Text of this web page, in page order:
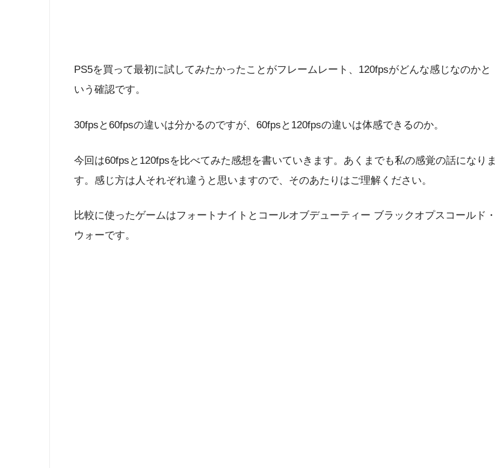
PS5を買って最初に試してみたかったことがフレームレート、120fpsがどんな感じなのかと
いう確認です。
30fpsと60fpsの違いは分かるのですが、60fpsと120fpsの違いは体感できるのか。
今回は60fpsと120fpsを比べてみた感想を書いていきます。あくまでも私の感覚の話になりま
す。感じ方は人それぞれ違うと思いますので、そのあたりはご理解ください。
比較に使ったゲームはフォートナイトとコールオブデューティー ブラックオプスコールド・
ウォーです。